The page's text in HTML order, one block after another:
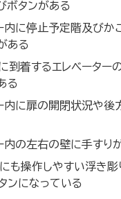
ボタンがある
内に停止予定階及びか
ある
到着するエレベーター
る
内に扉の開閉状況や後
内の左右の壁に手すり
も操作しやすい浮き
ンになっている